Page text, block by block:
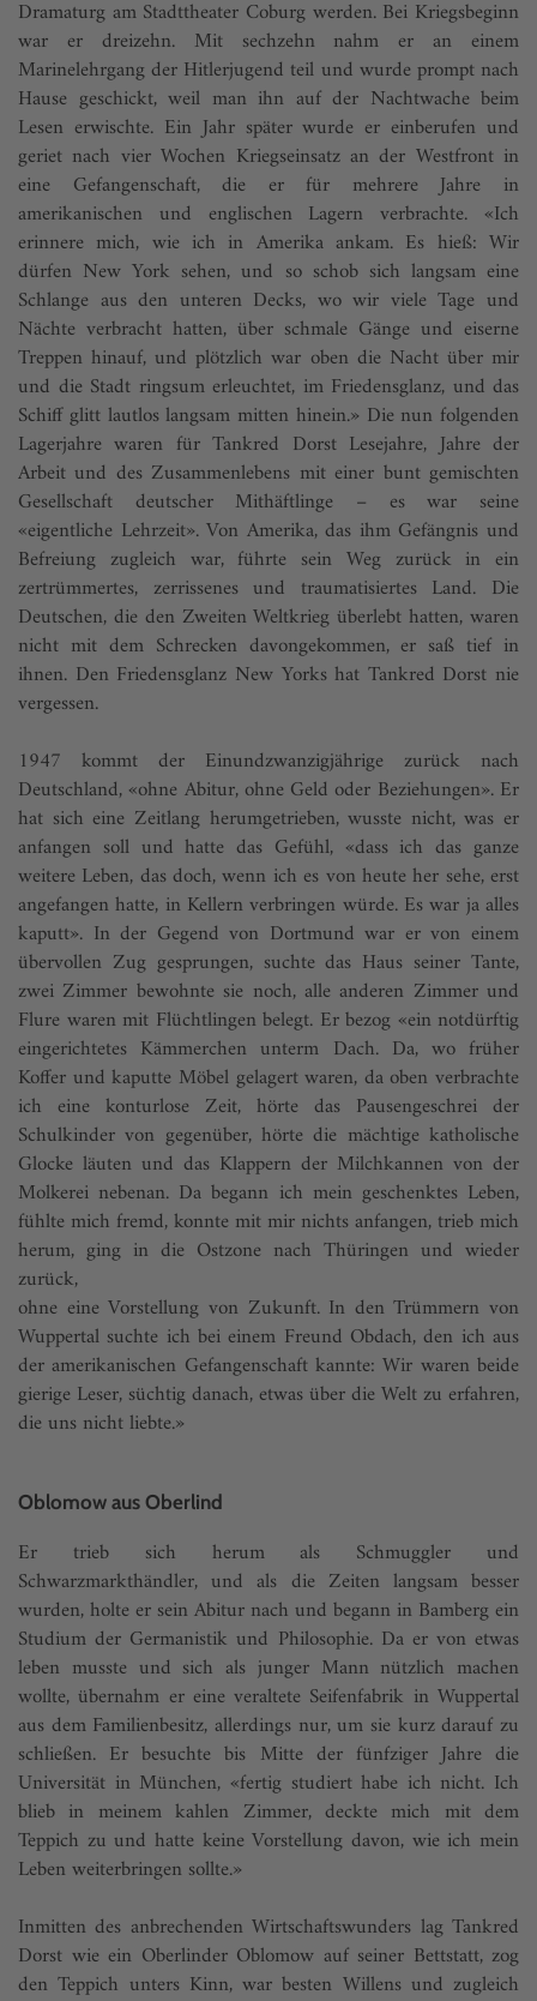
Dramaturg am Stadttheater Coburg werden. Bei Kriegsbeginn
war er dreizehn. Mit sechzehn nahm er an einem
Marinelehrgang der Hitlerjugend teil und wurde prompt nach
Hause geschickt, weil man ihn auf der Nachtwache beim
Lesen erwischte. Ein Jahr später wurde er einberufen und
geriet nach vier Wochen Kriegseinsatz an der Westfront in
eine Gefangenschaft, die er für mehrere Jahre in
amerikanischen und englischen Lagern verbrachte. «Ich
erinnere mich, wie ich in Amerika ankam. Es hieß: Wir
dürfen New York sehen, und so schob sich langsam eine
Schlange aus den unteren Decks, wo wir viele Tage und
Nächte verbracht hatten, über schmale Gänge und eiserne
Treppen hinauf, und plötzlich war oben die Nacht über mir
und die Stadt ringsum erleuchtet, im Friedensglanz, und das
Schiff glitt lautlos langsam mitten hinein.» Die nun folgenden
Lagerjahre waren für Tankred Dorst Lesejahre, Jahre der
Arbeit und des Zusammenlebens mit einer bunt gemischten
Gesellschaft deutscher Mithäftlinge – es war seine
«eigentliche Lehrzeit». Von Amerika, das ihm Gefängnis und
Befreiung zugleich war, führte sein Weg zurück in ein
zertrümmertes, zerrissenes und traumatisiertes Land. Die
Deutschen, die den Zweiten Weltkrieg überlebt hatten, waren
nicht mit dem Schrecken davongekommen, er saß tief in
ihnen. Den Friedensglanz New Yorks hat Tankred Dorst nie
vergessen.
1947 kommt der Einundzwanzigjährige zurück nach
Deutschland, «ohne Abitur, ohne Geld oder Beziehungen». Er
hat sich eine Zeitlang herumgetrieben, wusste nicht, was er
anfangen soll und hatte das Gefühl, «dass ich das ganze
weitere Leben, das doch, wenn ich es von heute her sehe, erst
angefangen hatte, in Kellern verbringen würde. Es war ja alles
kaputt». In der Gegend von Dortmund war er von einem
übervollen Zug gesprungen, suchte das Haus seiner Tante,
zwei Zimmer bewohnte sie noch, alle anderen Zimmer und
Flure waren mit Flüchtlingen belegt. Er bezog «ein notdürftig
eingerichtetes Kämmerchen unterm Dach. Da, wo früher
Koffer und kaputte Möbel gelagert waren, da oben verbrachte
ich eine konturlose Zeit, hörte das Pausengeschrei der
Schulkinder von gegenüber, hörte die mächtige katholische
Glocke läuten und das Klappern der Milchkannen von der
Molkerei nebenan. Da begann ich mein geschenktes Leben,
fühlte mich fremd, konnte mit mir nichts anfangen, trieb mich
herum, ging in die Ostzone nach Thüringen und wieder
zurück,
ohne eine Vorstellung von Zukunft. In den Trümmern von
Wuppertal suchte ich bei einem Freund Obdach, den ich aus
der amerikanischen Gefangenschaft kannte: Wir waren beide
gierige Leser, süchtig danach, etwas über die Welt zu erfahren,
die uns nicht liebte.»
Oblomow aus Oberlind
Er trieb sich herum als Schmuggler und
Schwarzmarkthändler, und als die Zeiten langsam besser
wurden, holte er sein Abitur nach und begann in Bamberg ein
Studium der Germanistik und Philosophie. Da er von etwas
leben musste und sich als junger Mann nützlich machen
wollte, übernahm er eine veraltete Seifenfabrik in Wuppertal
aus dem Familienbesitz, allerdings nur, um sie kurz darauf zu
schließen. Er besuchte bis Mitte der fünfziger Jahre die
Universität in München, «fertig studiert habe ich nicht. Ich
blieb in meinem kahlen Zimmer, deckte mich mit dem
Teppich zu und hatte keine Vorstellung davon, wie ich mein
Leben weiterbringen sollte.»
Inmitten des anbrechenden Wirtschaftswunders lag Tankred
Dorst wie ein Oberlinder Oblomow auf seiner Bettstatt, zog
den Teppich unters Kinn, war besten Willens und zugleich